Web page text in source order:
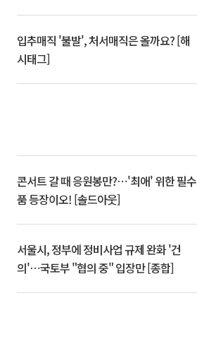
입추매직 '불발', 처서매직은 올까요? [해
시태그]
콘서트 갈 때 응원봉만?⋯'최애' 위한 필수
품 등장이오! [솔드아웃]
서울시, 정부에 정비사업 규제 완화 '건
의'⋯국토부 "협의 중" 입장만 [종합]